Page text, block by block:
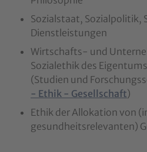
Sozialstaat, Sozialpolitik,
Dienstleistungen
Wirtschafts- und
Sozialethik des
(Studien und
- Ethik - Gesellschaft)
Ethik der Allokation von
gesundheitsrelevanten)